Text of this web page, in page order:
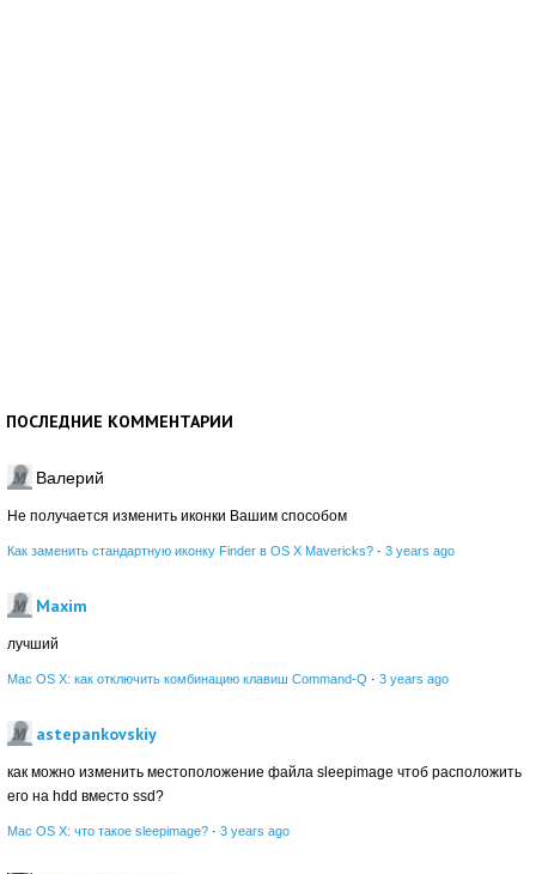
ПОСЛЕДНИЕ КОММЕНТАРИИ
Валерий
Не получается изменить иконки Вашим способом
Как заменить стандартную иконку Finder в OS X Mavericks? · 3 years ago
Maxim
лучший
Mac OS X: как отключить комбинацию клавиш Command-Q · 3 years ago
astepankovskiy
как можно изменить местоположение файла sleepimage чтоб расположить
его на hdd вместо ssd?
Mac OS X: что такое sleepimage? · 3 years ago